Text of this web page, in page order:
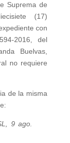
Suprema de
(17)
con
2016, del
Buelvas,
no requiere
de la misma
9 ago.